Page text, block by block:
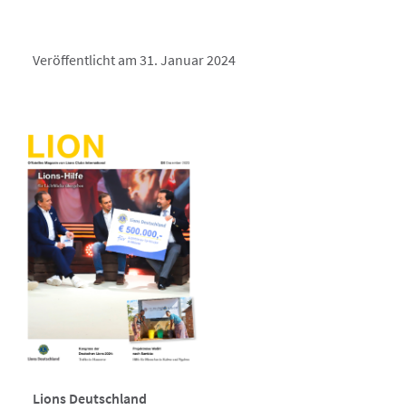
Veröffentlicht am 31. Januar 2024
Lions Deutschland